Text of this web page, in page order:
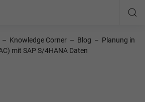
– Knowledge Corner – Blog – Planung in
mit SAP S/4HANA Daten